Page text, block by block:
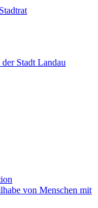
Stadtrat
Stadt Landau
von Menschen mit